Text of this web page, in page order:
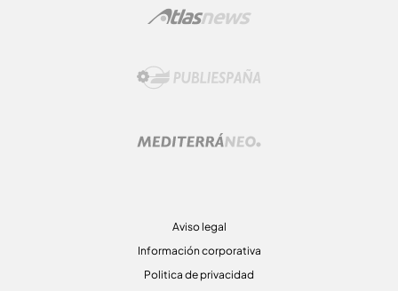
Aviso legal
Información corporativa
Politica de privacidad